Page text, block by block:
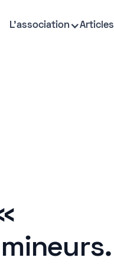
L'association Articles